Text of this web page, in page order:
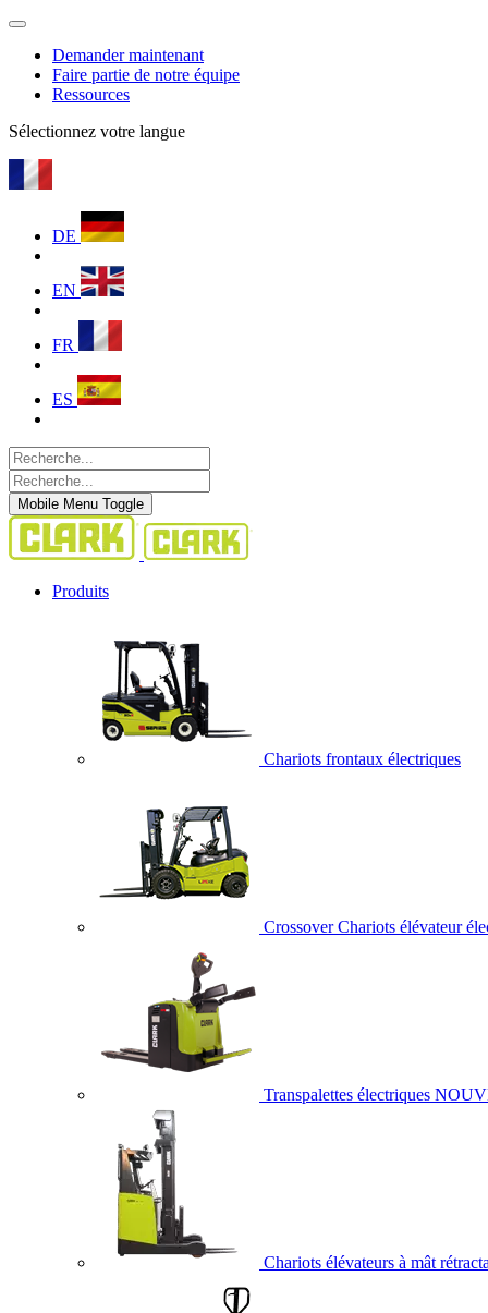
Demander maintenant
Faire partie de notre équipe
Ressources
Sélectionnez votre langue
DE
EN
FR
ES
Mobile Menu Toggle
Produits
Chariots frontaux électriques
Crossover Chariots élévateur
Transpalettes électriques
Chariots élévateurs à mât